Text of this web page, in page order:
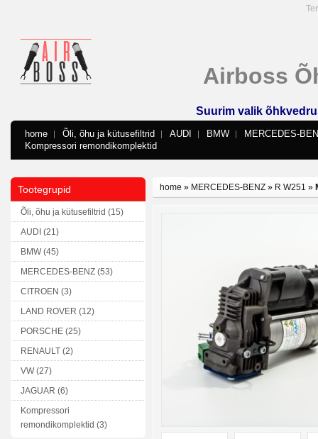
Airboss
Suurim valik
home Õli, õhu ja kütusefiltrid AUDI BMW
MERCEDES-
Kompressori remondikomplektid
Tootegrupid
Õli, õhu ja kütusefiltrid (15)
AUDI (21)
BMW (45)
MERCEDES-BENZ (53)
CITROEN (3)
LAND ROVER (12)
PORSCHE (25)
RENAULT (2)
VW (27)
JAGUAR (6)
Kompressori
remondikomplektid (3)
home » MERCEDES-BENZ » R W251 »